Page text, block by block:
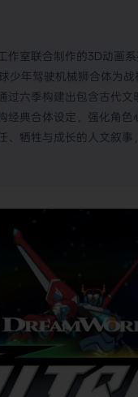
作室联合制作的3D动画
年驾驶机械狮合体为战
六季构建出包含古代文
经典合体设定，强化角
牺牲与成长的人文叙事